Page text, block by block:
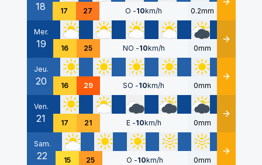
18 17 27 O -10km/h 0.2mm Détails
Mer.
19 16 25 NO -10km/h 0mm Détails
Jeu.
20 16 29 SO -10km/h 0mm Détails
Ven.
21 17 21 E -10km/h 0mm Détails
Sam.
22 15 25 O -10km/h 0mm Détails